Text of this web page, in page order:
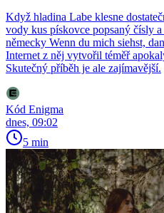
Když hladina Labe klesne
vody kus pískovce popsaný čísly
německy Wenn du mich siehst,
Internet z něj vytvořil téměř
Skutečný příběh je ale zajímavější.
Kód Enigma
dnes, 09:02
5 min